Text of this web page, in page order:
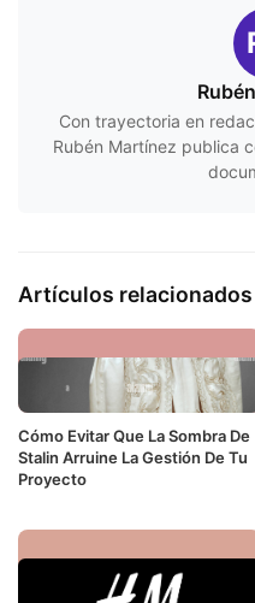
Con trayectoria en
Rubén Martínez publica
Artículos relacionados
Cómo Evitar Que La Sombra De
Stalin Arruine La Gestión De Tu
Proyecto